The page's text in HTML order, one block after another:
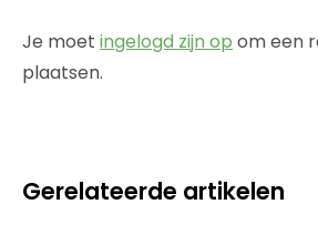
Je moet ingelogd zijn op om een
plaatsen.
Gerelateerde artikelen